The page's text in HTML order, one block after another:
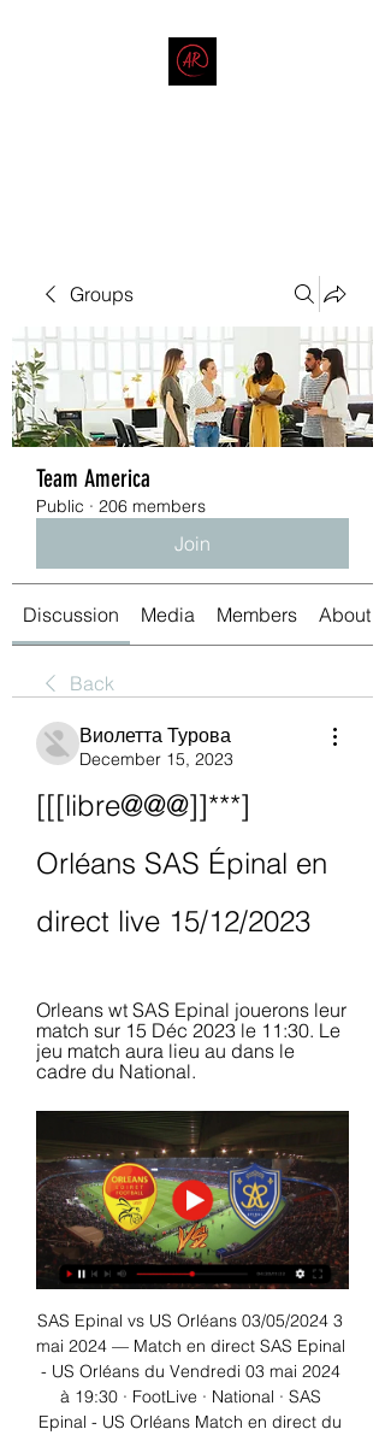
Groups
Team America
Public · 206 members
Join
Discussion Media Members About
Back
Виолетта Турова
December 15, 2023
[[[libre@@@]]***]
Orléans SAS Épinal en
direct live 15/12/2023
Orleans wt SAS Epinal jouerons leur
match sur 15 Déc 2023 le 11:30. Le
jeu match aura lieu au dans le
cadre du National.
SAS Epinal vs US Orléans 03/05/2024 3
mai 2024 — Match en direct SAS Epinal
- US Orléans du Vendredi 03 mai 2024
à 19:30 · FootLive · National · SAS
Epinal - US Orléans Match en direct du